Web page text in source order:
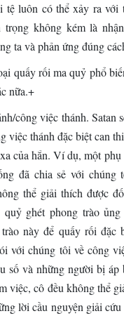
tệ luôn có thể xảy ra với
trọng không kém là
ta và phản ứng đúng
quấy rối ma quỷ phổ
nữa.+
công việc thánh. Satan
việc thánh đặc biệt can
của hắn. Ví dụ, một
đã chia sẻ với chúng
thể giải thích được
ghét phong trào
này để quấy rối đặc
với chúng tôi về công
số và những người bị
việc, cô đều không thể
lời cầu nguyện giải